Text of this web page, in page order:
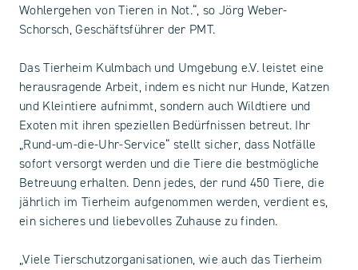
Wohlergehen von Tieren in Not.“, so Jörg Weber-
Schorsch, Geschäftsführer der PMT.
Das Tierheim Kulmbach und Umgebung e.V. leistet eine
herausragende Arbeit, indem es nicht nur Hunde, Katzen
und Kleintiere aufnimmt, sondern auch Wildtiere und
Exoten mit ihren speziellen Bedürfnissen betreut. Ihr
„Rund-um-die-Uhr-Service“ stellt sicher, dass Notfälle
sofort versorgt werden und die Tiere die bestmögliche
Betreuung erhalten. Denn jedes, der rund 450 Tiere, die
jährlich im Tierheim aufgenommen werden, verdient es,
ein sicheres und liebevolles Zuhause zu finden.
„Viele Tierschutzorganisationen, wie auch das Tierheim